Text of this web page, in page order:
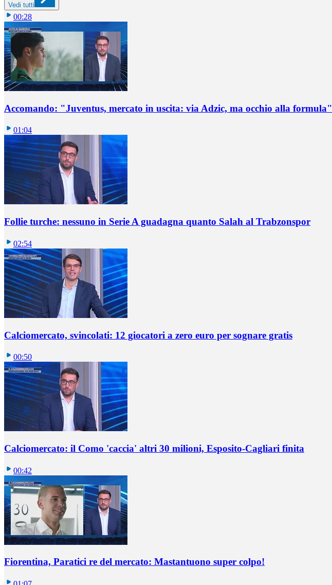
Vedi tutti
00:28
Accomando: "Juventus, mercato in uscita: via Adzic, ma occhio alla formula"
01:04
Follie turche: nessuno in Serie A guadagna quanto Salah al Trabzonspor
02:54
Calciomercato, svincolati: 12 giocatori a zero euro per sognare gratis
00:50
Calciomercato: il Como 'caccia' altri 30 milioni, Esposito-Cagliari finita
00:42
Fiorentina, Paratici re del mercato: Mastantuono super colpo!